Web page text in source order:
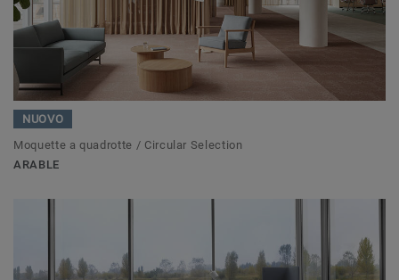
NUOVO
Moquette a quadrotte / Circular Selection
ARABLE